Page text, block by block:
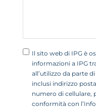
Il sito web di IPG è
informazioni a IPG
all’utilizzo da parte
inclusi indirizzo
numero di cellulare,
conformità con